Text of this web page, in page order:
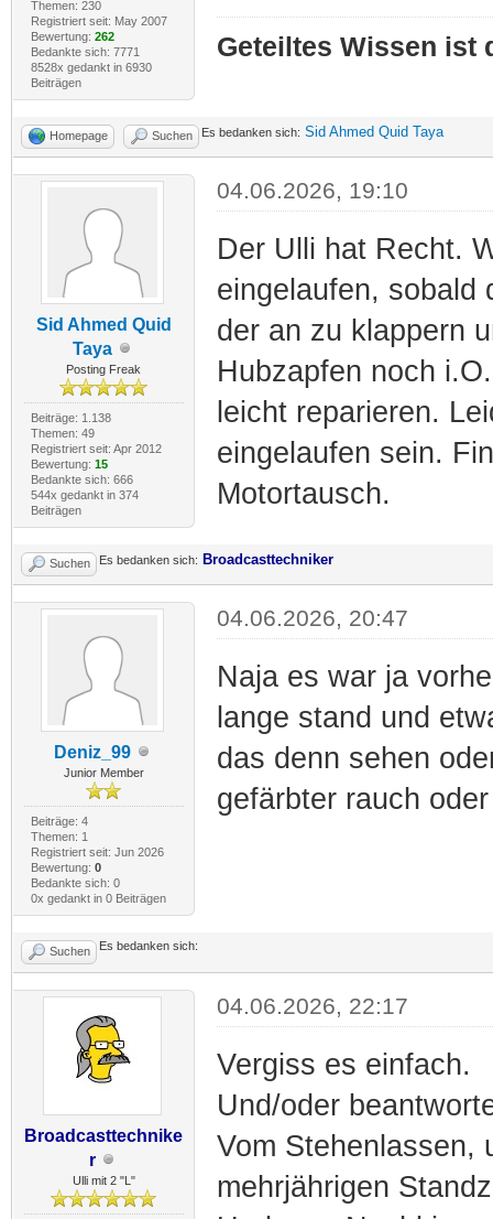
Themen: 230
Registriert seit: May 2007
Bewertung: 262
Bedankte sich: 7771
8528x gedankt in 6930
Beiträgen
Geteiltes Wissen ist
Homepage Suchen Es bedanken sich: Sid Ahmed Quid Taya
Sid Ahmed Quid
Taya
Posting Freak
Beiträge: 1.138
Themen: 49
Registriert seit: Apr 2012
Bewertung: 15
Bedankte sich: 666
544x gedankt in 374
Beiträgen
04.06.2026, 19:10
Der Ulli hat Recht.
eingelaufen, sobald
der an zu klappern
Hubzapfen noch
leicht reparieren.
eingelaufen sein.
Motortausch.
Suchen Es bedanken sich: Broadcasttechniker
Deniz_99
Junior Member
Beiträge: 4
Themen: 1
Registriert seit: Jun 2026
Bewertung: 0
Bedankte sich: 0
0x gedankt in 0 Beiträgen
04.06.2026, 20:47
Naja es war ja
lange stand und
das denn sehen
gefärbter rauch
Suchen Es bedanken sich:
Broadcasttechnike
r
Ulli mit 2 "L"
04.06.2026, 22:17
Vergiss es einfach.
Und/oder
Vom Stehenlassen,
mehrjährigen